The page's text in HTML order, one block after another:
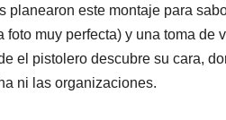
planearon este montaje para
foto muy perfecta) y una toma de
el pistolero descubre su cara,
ni las organizaciones.